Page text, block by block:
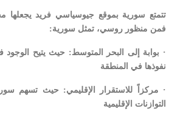
تتمتع سورية بموقع جيوسياسي فريد يجعلها
فمن منظور روسي، تمثل سورية:
· بوابة إلى البحر المتوسط: حيث يتيح
نفوذها في المنطقة
· مركزاً للاستقرار الإقليمي: حيث تسهم
التوازنات الإقليمية